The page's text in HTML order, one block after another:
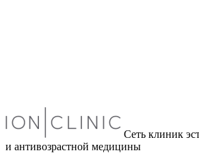
Сеть клиник
и антивозрастной медицины